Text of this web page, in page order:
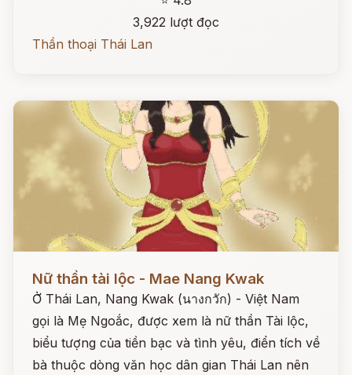
3,922 lượt đọc
Thần thoại Thái Lan
Nữ thần tài lộc - Mae Nang Kwak
Ở Thái Lan, Nang Kwak (นางกวัก) - Việt Nam
gọi là Mẹ Ngoắc, được xem là nữ thần Tài lộc,
biểu tượng của tiền bạc và tình yêu, điển tích về
bà thuộc dòng văn học dân gian Thái Lan nên